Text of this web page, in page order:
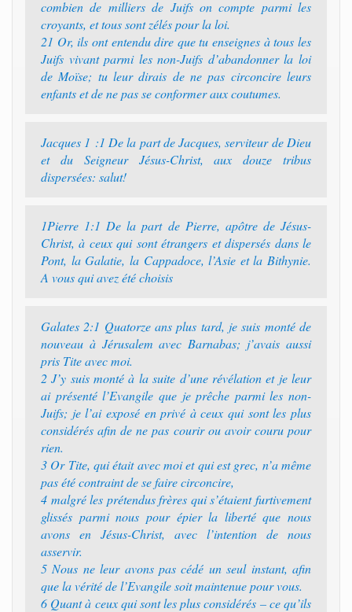
combien de milliers de Juifs on compte parmi les
croyants, et tous sont zélés pour la loi.
21 Or, ils ont entendu dire que tu enseignes à tous les
Juifs vivant parmi les non-Juifs d’abandonner la loi
de Moïse; tu leur dirais de ne pas circoncire leurs
enfants et de ne pas se conformer aux coutumes.
Jacques 1 :1 De la part de Jacques, serviteur de Dieu
et du Seigneur Jésus-Christ, aux douze tribus
dispersées: salut!
1Pierre 1:1 De la part de Pierre, apôtre de Jésus-
Christ, à ceux qui sont étrangers et dispersés dans le
Pont, la Galatie, la Cappadoce, l’Asie et la Bithynie.
A vous qui avez été choisis
Galates 2:1 Quatorze ans plus tard, je suis monté de
nouveau à Jérusalem avec Barnabas; j’avais aussi
pris Tite avec moi.
2 J’y suis monté à la suite d’une révélation et je leur
ai présenté l’Evangile que je prêche parmi les non-
Juifs; je l’ai exposé en privé à ceux qui sont les plus
considérés afin de ne pas courir ou avoir couru pour
rien.
3 Or Tite, qui était avec moi et qui est grec, n’a même
pas été contraint de se faire circoncire,
4 malgré les prétendus frères qui s’étaient furtivement
glissés parmi nous pour épier la liberté que nous
avons en Jésus-Christ, avec l’intention de nous
asservir.
5 Nous ne leur avons pas cédé un seul instant, afin
que la vérité de l’Evangile soit maintenue pour vous.
6 Quant à ceux qui sont les plus considérés – ce qu’ils